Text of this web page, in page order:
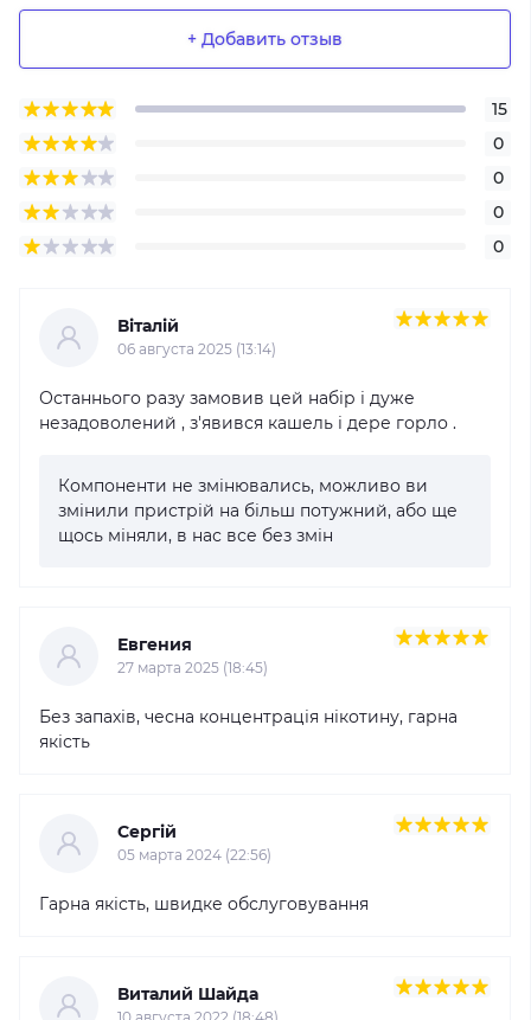
+ Добавить отзыв
15
0
0
0
0
Віталій
06 августа 2025 (13:14)
Останнього разу замовив цей набір і дуже
незадоволений , з'явився кашель і дере горло .
Компоненти не змінювались, можливо ви
змінили пристрій на більш потужний, або ще
щось міняли, в нас все без змін
Евгения
27 марта 2025 (18:45)
Без запахів, чесна концентрація нікотину, гарна
якість
Сергій
05 марта 2024 (22:56)
Гарна якість, швидке обслуговування
Виталий Шайда